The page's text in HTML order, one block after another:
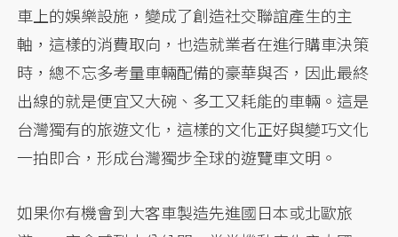
車上的娛樂設施，變成了創造社交聯誼產生的主
軸，這樣的消費取向，也造就業者在進行購車決策
時，總不忘多考量車輛配備的豪華與否，因此最終
出線的就是便宜又大碗、多工又耗能的車輛。這是
台灣獨有的旅遊文化，這樣的文化正好與變巧文化
一拍即合，形成台灣獨步全球的遊覽車文明。
如果你有機會到大客車製造先進國日本或北歐旅